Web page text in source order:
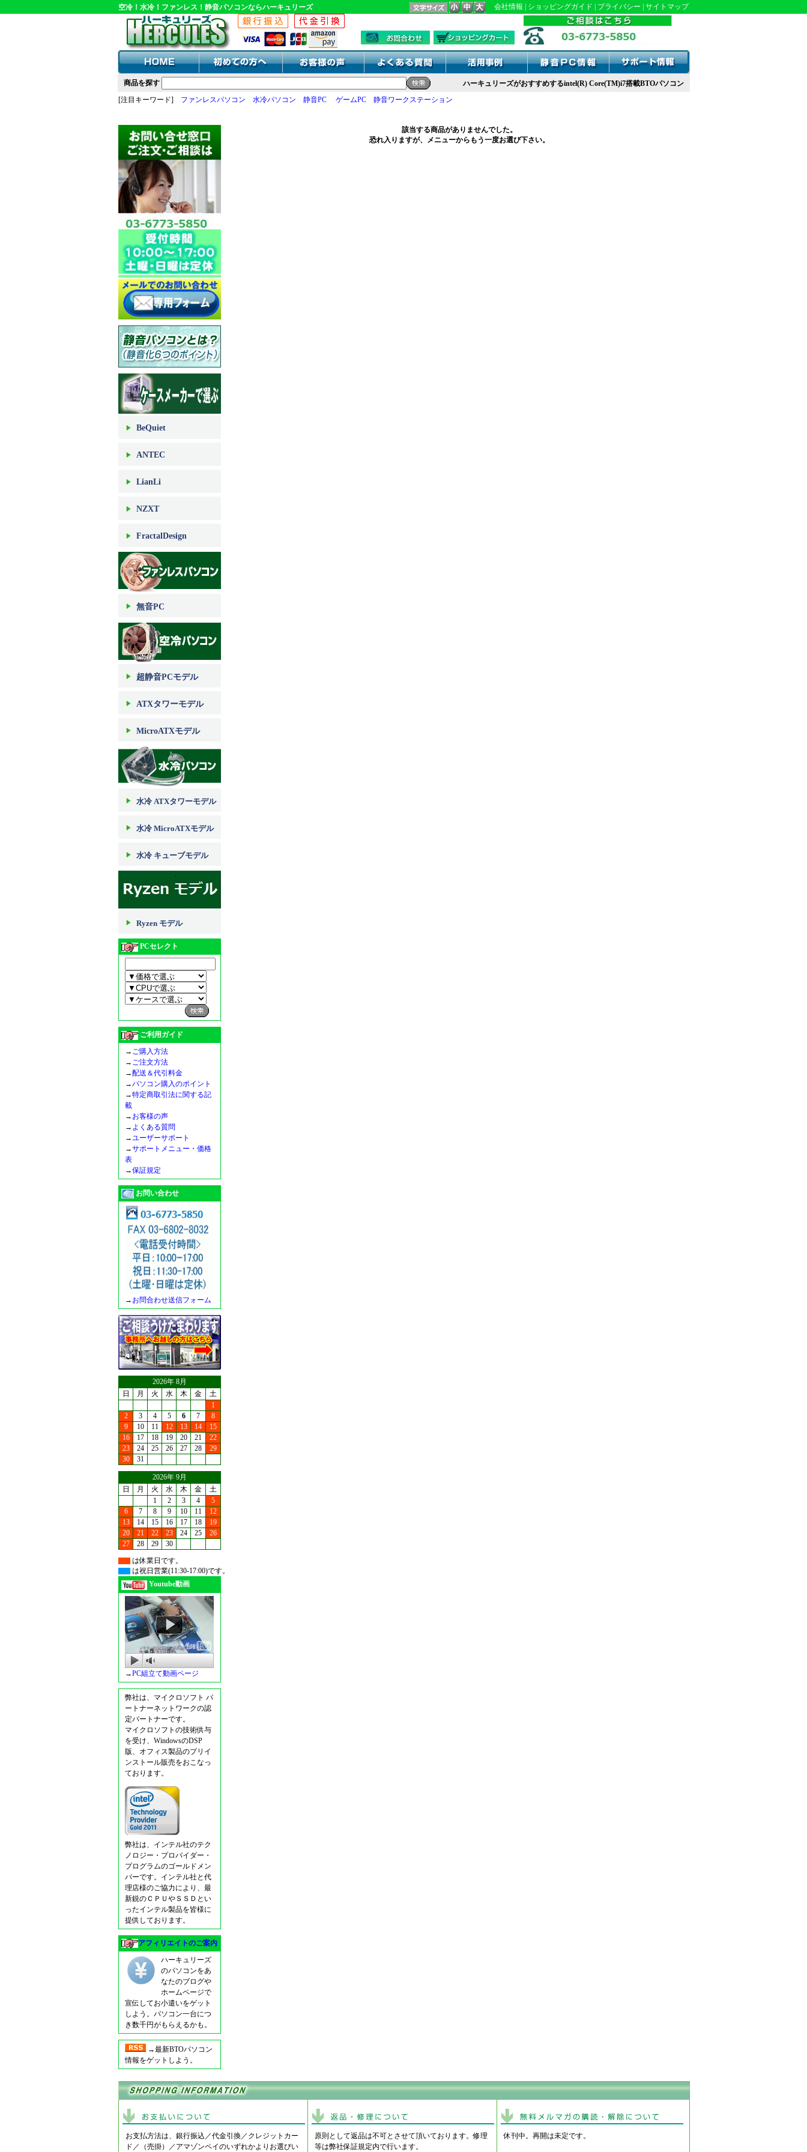
空冷！水冷！ファンレス！静音パソコンならハーキュリーズ 会社情報 ショッピングガイド プライバシー サイトマップ
商品を探す
ハーキュリーズがおすすめするintel(R) Core(TM)i7搭載BTOパソコン
[注目キーワード] ファンレスパソコン 水冷パソコン 静音PC ゲームPC 静音ワークステーション
BeQuiet
ANTEC
LianLi
NZXT
FractalDesign
無音PC
超静音PCモデル
ATXタワーモデル
MicroATXモデル
水冷 ATXタワーモデル
水冷 MicroATXモデル
水冷 キューブモデル
Ryzen モデル
PCセレクト
ご利用ガイド
→ ご購入方法
→ ご注文方法
→配送＆代引料金
→パソコン購入のポイント
→特定商取引法に関する記
載
→ お客様の声
→ よくある質問
→ユーザーサポート
→サポートメニュー・価格
表
→保証規定
お問い合わせ
→ お問合わせ送信フォーム
2026年 8月
日
月 火 水 木 金
土
1
2
3 4 5 6 7
8
9
10 11 12 13 14
15
16
17 18 19 20 21
22
23
24 25 26 27 28
29
30
31
2026年 9月
日
月 火 水 木 金
土
1
2 3 4
5
6
7 8 9 10 11
12
13
14 15 16 17 18
19
20
21 22 23 24 25
26
27
28 29
30
は休業日です。
は祝日営業(11:30-17:00)です。
Youtube動画
→PC組立て動画ページ
弊社は、マイクロソフト パ
ートナーネットワークの認
定パートナーです。
マイクロソフトの技術供与
を受け、WindowsのDSP
版、オフィス製品のプリイ
ンストール販売をおこなっ
ております。
弊社は、インテル社のテク
ノロジー・プロバイダー・
プログラムのゴールドメン
バーです。インテル社と代
理店様のご協力により、最
新鋭のＣＰＵやＳＳＤとい
ったインテル製品を皆様に
提供しております。
アフィリエイトのご案内
ハーキュリーズ
のパソコンをあ
なたのブログや
ホームページで
宣伝してお小遣いをゲット
しよう。パソコン一台につ
き数千円がもらえるかも。
→最新BTOパソコン
情報をゲットしよう。
該当する商品がありませんでした。
恐れ入りますが、メニューからもう一度お選び下さい。
お支払方法は、銀行振込／代金引換／クレジットカー
ド／（売掛）／アマゾンペイのいずれかよりお選びい
原則として返品は不可とさせて頂いております。修理
等は弊社保証規定内で行います。
休刊中。再開は未定です。